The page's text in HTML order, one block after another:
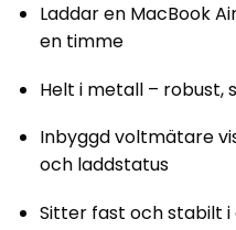
Laddar en MacBook
en timme
Helt i metall – robust,
Inbyggd voltmätare
och laddstatus
Sitter fast och stabilt